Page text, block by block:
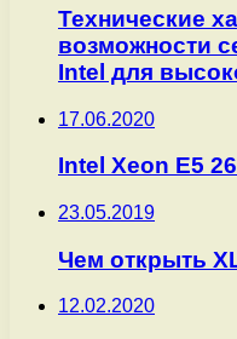
Технические
возможности
Intel для
17.06.2020
Intel Xeon E5
23.05.2019
Чем открыть
12.02.2020